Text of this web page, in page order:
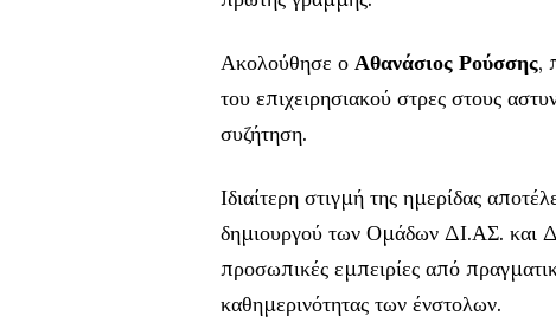
Ακολούθησε ο Αθανάσιος Ρούσσης,
του επιχειρησιακού στρες στους
συζήτηση.
Ιδιαίτερη στιγμή της ημερίδας
δημιουργού των Ομάδων ΔΙ.ΑΣ. και
προσωπικές εμπειρίες από
καθημερινότητας των ένστολων.